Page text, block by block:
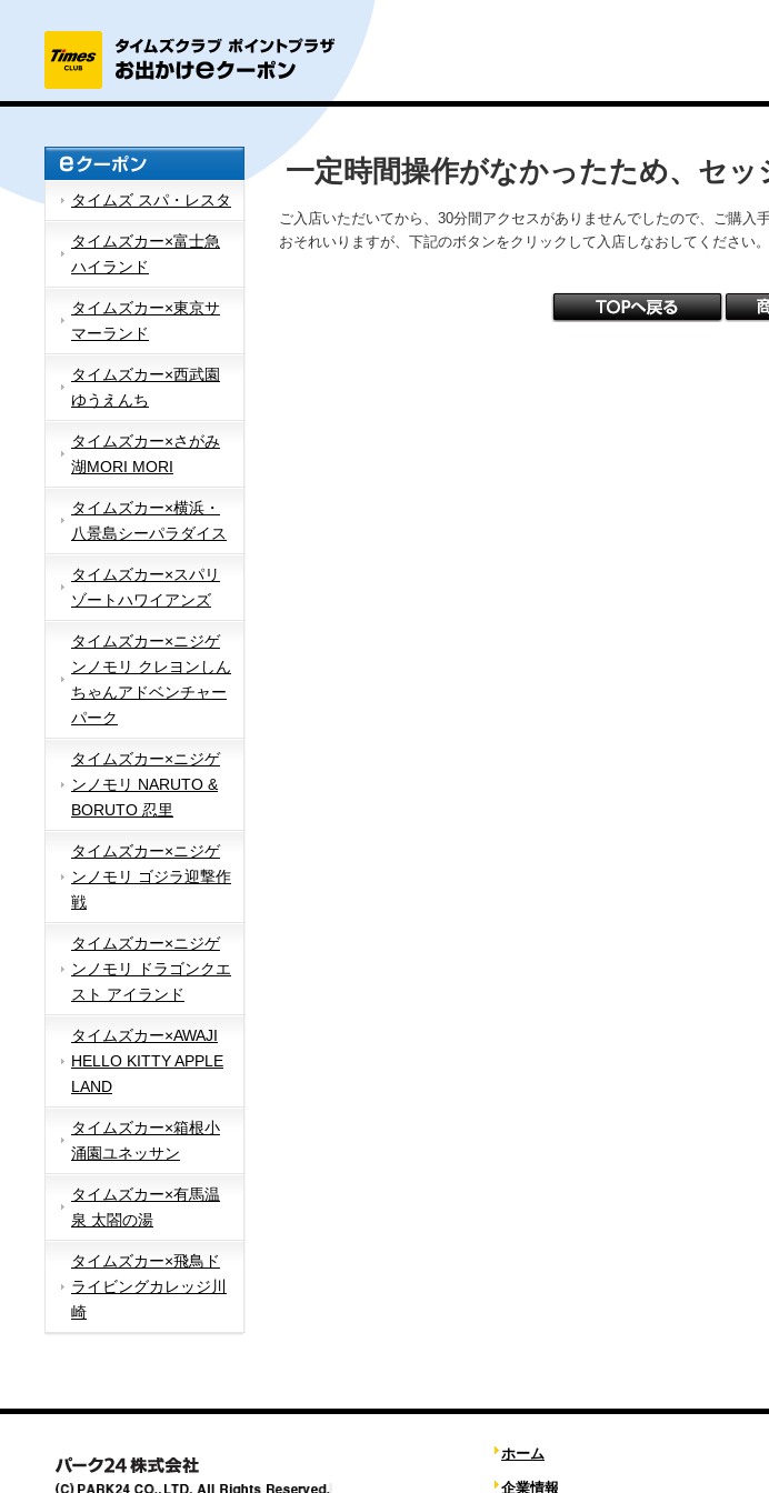
タイムズ スパ・レスタ
タイムズカー×富士急
ハイランド
タイムズカー×東京サ
マーランド
タイムズカー×西武園
ゆうえんち
タイムズカー×さがみ
湖MORI MORI
タイムズカー×横浜・
八景島シーパラダイス
タイムズカー×スパリ
ゾートハワイアンズ
タイムズカー×ニジゲ
ンノモリ クレヨンしん
ちゃんアドベンチャー
パーク
タイムズカー×ニジゲ
ンノモリ NARUTO &
BORUTO 忍里
タイムズカー×ニジゲ
ンノモリ ゴジラ迎撃作
戦
タイムズカー×ニジゲ
ンノモリ ドラゴンクエ
スト アイランド
タイムズカー×AWAJI
HELLO KITTY APPLE
LAND
タイムズカー×箱根小
涌園ユネッサン
タイムズカー×有馬温
泉 太閤の湯
タイムズカー×飛鳥ド
ライビングカレッジ川
崎
一定時間操作がなかったため、セッ
ご入店いただいてから、30分間アクセスがありませんでしたので、ご購入
おそれいりますが、下記のボタンをクリックして入店しなおしてください。
ホーム
企業情報